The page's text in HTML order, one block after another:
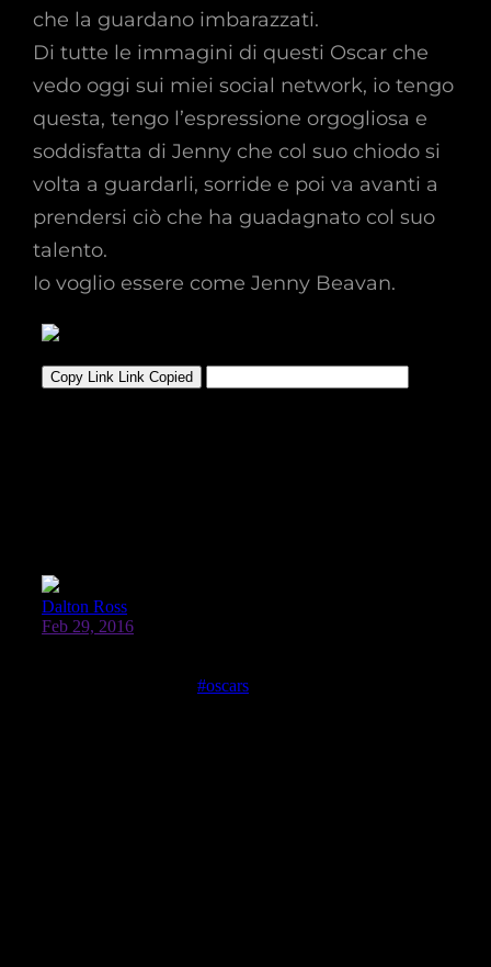
che la guardano imbarazzati.
Di tutte le immagini di questi Oscar che
vedo oggi sui miei social network, io tengo
questa, tengo l’espressione orgogliosa e
soddisfatta di Jenny che col suo chiodo si
volta a guardarli, sorride e poi va avanti a
prendersi ciò che ha guadagnato col suo
talento.
Io voglio essere come Jenny Beavan.